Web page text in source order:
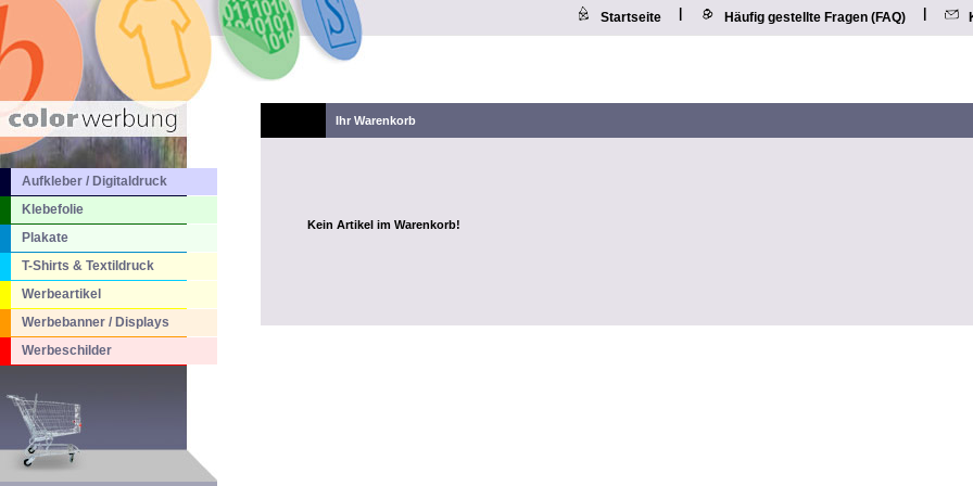
Startseite Häufig gestellte Fragen (FAQ)
Aufkleber / Digitaldruck
Klebefolie
Plakate
T-Shirts & Textildruck
Werbeartikel
Werbebanner / Displays
Werbeschilder
Ihr Warenkorb
Kein Artikel im Warenkorb!